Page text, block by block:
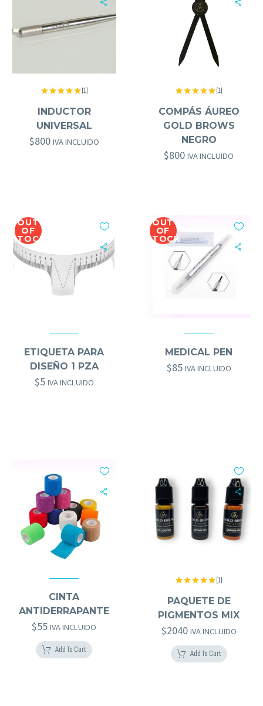
con5.00
de 5
(1)
INDUCTOR
UNIVERSAL
$800 IVA INCLUIDO
con5.00
de 5
(1)
COMPÁS ÁUREO
GOLD BROWS
NEGRO
$800 IVA INCLUIDO
OUT
OF
STOCK
ETIQUETA PARA
DISEÑO 1 PZA
$5 IVA INCLUIDO
OUT
OF
STOCK
MEDICAL PEN
$85 IVA INCLUIDO
CINTA
ANTIDERRAPANTE
$55 IVA INCLUIDO
Add To Cart
con5.00
de 5
(1)
PAQUETE DE
PIGMENTOS MIX
$2040 IVA INCLUIDO
Add To Cart